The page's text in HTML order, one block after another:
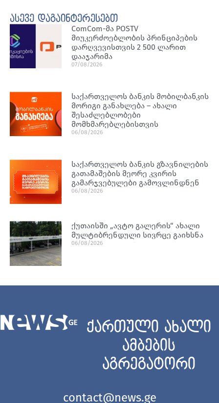
ასევე დაგაინტერესებთ
ComCom-მა POSTV
მიუკერძოებლობის პრინციპების
დარღვევისთვის 2 500 ლარით
დააჯარიმა
07/08/2026
საქართველოს ბანკის მობილბანკის
მორიგი განახლება – ახალი
შესაძლებლობები
მომხმარებლებისთვის
06/08/2026
საქართველოს ბანკის გზავნილების
გათამაშების მეორე კვირის
გამარჯვებულები გამოვლინდნენ
06/08/2026
ქუთაისში „ავტო გალერის“ ახალი
მულტიბრენდული სივრცე გაიხსნა
06/08/2026
ქართული ახალი
ამბების
აგრეგატორი
contact@news.ge